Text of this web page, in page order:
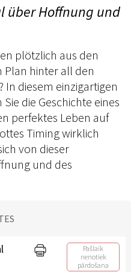
über Hoffnung und
plötzlich aus den
Plan hinter all den
diesem einzigartigen
die Geschichte eines
perfektes Leben auf
Timing wirklich
von dieser
und des
Pašlaik
nenotiek
pārdošana